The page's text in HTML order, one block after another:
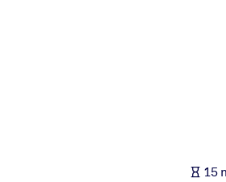
Enriquezca su biblioteca corporativa
Alimente sus sistemas de IA con 15